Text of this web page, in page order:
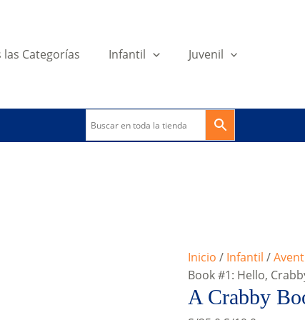
las Categorías Infantil Juvenil
Inicio / Infantil /
Book #1: Hello,
A Crabby